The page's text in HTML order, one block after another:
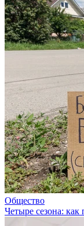
Общество
Четыре сезона: как